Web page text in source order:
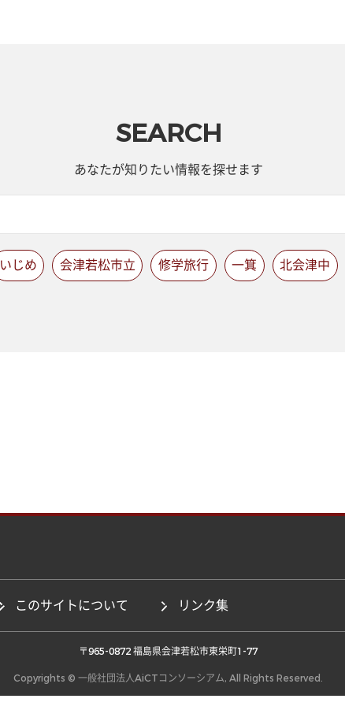
SEARCH
あなたが知りたい情報を探せます
いじめ 会津若松市立 修学旅行 一箕 北会津中
このサイトについて リンク集
〒965-0872 福島県会津若松市東栄町1-77
Copyrights © 一般社団法人AiCTコンソーシアム, All Rights Reserved.